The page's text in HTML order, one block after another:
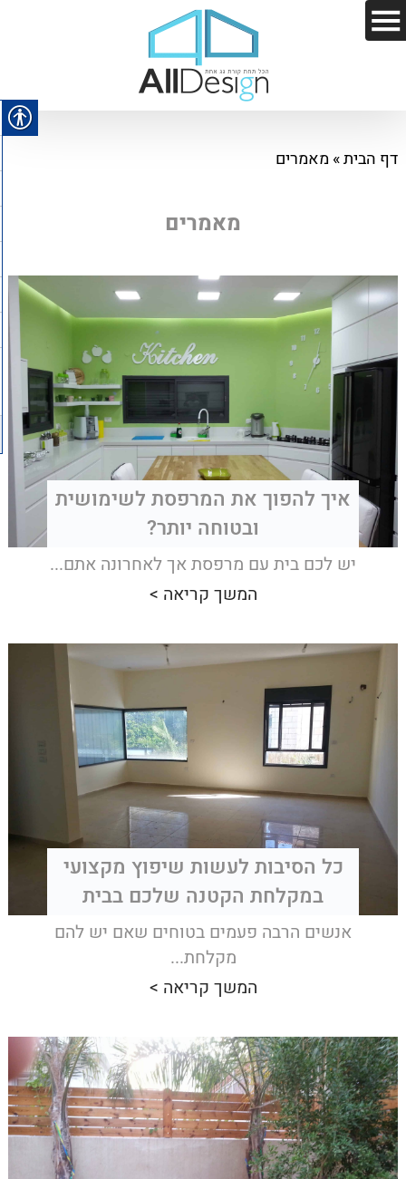
דף הבית» מאמרים
מאמרים
איך להפוך את המרפסת לשימושית
ובטוחה יותר?
יש לכם בית עם מרפסת אך לאחרונה אתם...
המשך קריאה >
כל הסיבות לעשות שיפוץ מקצועי
במקלחת הקטנה שלכם בבית
אנשים הרבה פעמים בטוחים שאם יש להם
מקלחת...
המשך קריאה >